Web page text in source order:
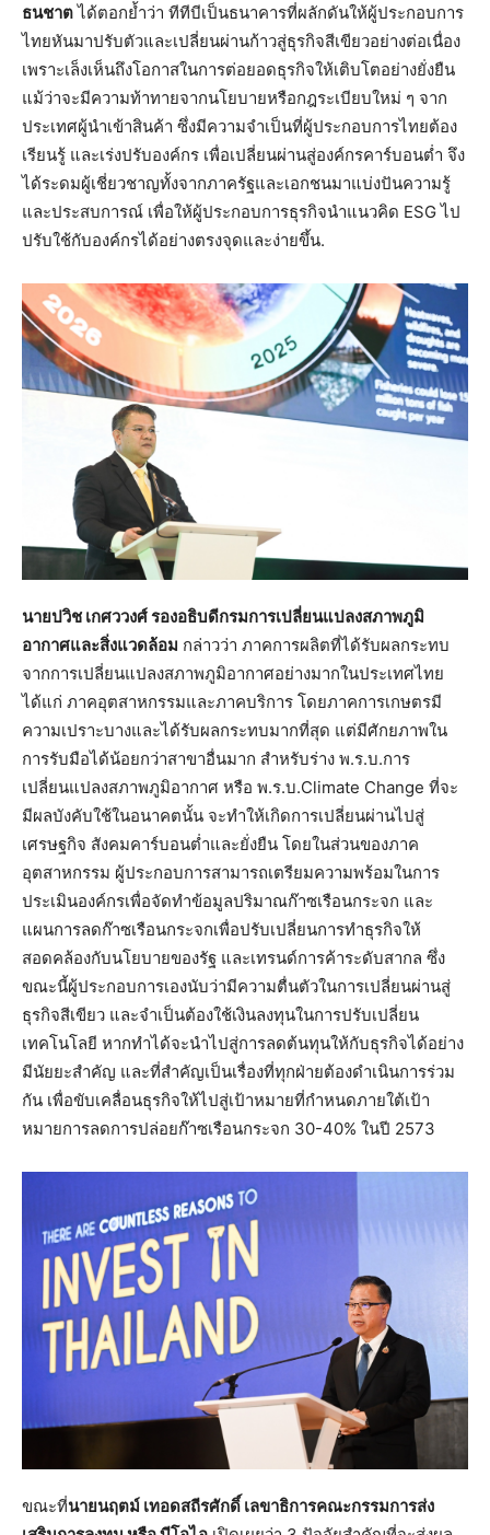
ธนชาตได้ตอกย้ำว่า ทีทีบีเป็นธนาคารที่ผลักดันให้ผู้ประกอบการ
ไทยหันมาปรับตัวและเปลี่ยนผ่านก้าวสู่ธุรกิจสีเขียวอย่างต่อเนื่อง
เพราะเล็งเห็นถึงโอกาสในการต่อยอดธุรกิจให้เติบโตอย่างยั่งยืน
แม้ว่าจะมีความท้าทายจากนโยบายหรือกฎระเบียบใหม่ ๆ จาก
ประเทศผู้นำเข้าสินค้า ซึ่งมีความจำเป็นที่ผู้ประกอบการไทยต้อง
เรียนรู้ และเร่งปรับองค์กร เพื่อเปลี่ยนผ่านสู่องค์กรคาร์บอนต่ำ จึง
ได้ระดมผู้เชี่ยวชาญทั้งจากภาครัฐและเอกชนมาแบ่งปันความรู้
และประสบการณ์ เพื่อให้ผู้ประกอบการธุรกิจนำแนวคิด ESG ไป
ปรับใช้กับองค์กรได้อย่างตรงจุดและง่ายขึ้น.
นายปวิช เกศววงศ์ รองอธิบดีกรมการเปลี่ยนแปลงสภาพภูมิ
อากาศและสิ่งแวดล้อม กล่าวว่า ภาคการผลิตที่ได้รับผลกระทบ
จากการเปลี่ยนแปลงสภาพภูมิอากาศอย่างมากในประเทศไทย
ได้แก่ ภาคอุตสาหกรรมและภาคบริการ โดยภาคการเกษตรมี
ความเปราะบางและได้รับผลกระทบมากที่สุด แต่มีศักยภาพใน
การรับมือได้น้อยกว่าสาขาอื่นมาก สำหรับร่าง พ.ร.บ.การ
เปลี่ยนแปลงสภาพภูมิอากาศ หรือ พ.ร.บ.Climate Change ที่จะ
มีผลบังคับใช้ในอนาคตนั้น จะทำให้เกิดการเปลี่ยนผ่านไปสู่
เศรษฐกิจ สังคมคาร์บอนต่ำและยั่งยืน โดยในส่วนของภาค
อุตสาหกรรม ผู้ประกอบการสามารถเตรียมความพร้อมในการ
ประเมินองค์กรเพื่อจัดทำข้อมูลปริมาณก๊าซเรือนกระจก และ
แผนการลดก๊าซเรือนกระจกเพื่อปรับเปลี่ยนการทำธุรกิจให้
สอดคล้องกับนโยบายของรัฐ และเทรนด์การค้าระดับสากล ซึ่ง
ขณะนี้ผู้ประกอบการเองนับว่ามีความตื่นตัวในการเปลี่ยนผ่านสู่
ธุรกิจสีเขียว และจำเป็นต้องใช้เงินลงทุนในการปรับเปลี่ยน
เทคโนโลยี หากทำได้จะนำไปสู่การลดต้นทุนให้กับธุรกิจได้อย่าง
มีนัยยะสำคัญ และที่สำคัญเป็นเรื่องที่ทุกฝ่ายต้องดำเนินการร่วม
กัน เพื่อขับเคลื่อนธุรกิจให้ไปสู่เป้าหมายที่กำหนดภายใต้เป้า
หมายการลดการปล่อยก๊าซเรือนกระจก 30-40% ในปี 2573
ขณะที่นายนฤตม์ เทอดสถีรศักดิ์ เลขาธิการคณะกรรมการส่ง